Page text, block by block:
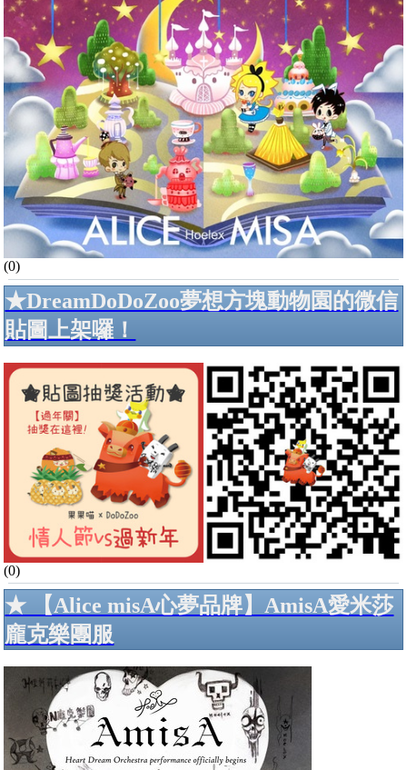
(0)
★DreamDoDoZoo夢想方塊動物園的微信
貼圖上架囉！
(0)
★ 【Alice misA心夢品牌】AmisA愛米莎
龐克樂團服